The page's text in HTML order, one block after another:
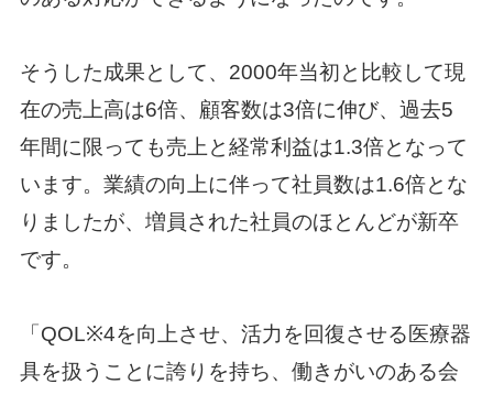
そうした成果として、2000年当初と比較して現
在の売上高は6倍、顧客数は3倍に伸び、過去5
年間に限っても売上と経常利益は1.3倍となって
います。業績の向上に伴って社員数は1.6倍とな
りましたが、増員された社員のほとんどが新卒
です。
「QOL※4を向上させ、活力を回復させる医療器
具を扱うことに誇りを持ち、働きがいのある会